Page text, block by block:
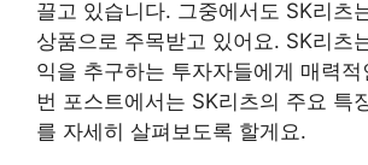
끌고 있습니다. 그중에서도 SK리츠
상품으로 주목받고 있어요. SK리츠
익을 추구하는 투자자들에게 매력적
번 포스트에서는 SK리츠의 주요 특
를 자세히 살펴보도록 할게요.